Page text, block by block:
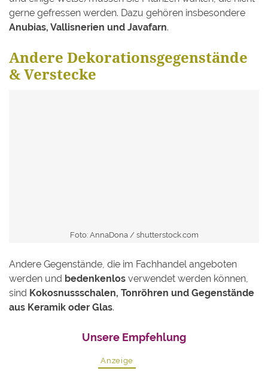
gerne gefressen werden. Dazu gehören insbesondere
Anubias, Vallisnerien und Javafarn.
Andere Dekorationsgegenstände
& Verstecke
Foto: AnnaDona / shutterstock.com
Andere Gegenstände, die im Fachhandel angeboten
werden und bedenkenlos verwendet werden können,
sind Kokosnussschalen, Tonröhren und Gegenstände
aus Keramik oder Glas.
Unsere Empfehlung
Anzeige